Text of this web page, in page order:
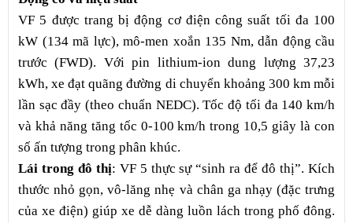
VF 5 được trang bị động cơ điện công suất tối đa 100
kW (134 mã lực), mô-men xoắn 135 Nm, dẫn động cầu
trước (FWD). Với pin lithium-ion dung lượng 37,23
kWh, xe đạt quãng đường di chuyển khoảng 300 km mỗi
lần sạc đầy (theo chuẩn NEDC). Tốc độ tối đa 140 km/h
và khả năng tăng tốc 0-100 km/h trong 10,5 giây là con
số ấn tượng trong phân khúc.
Lái trong đô thị: VF 5 thực sự “sinh ra để đô thị”. Kích
thước nhỏ gọn, vô-lăng nhẹ và chân ga nhạy (đặc trưng
của xe điện) giúp xe dễ dàng luồn lách trong phố đông.